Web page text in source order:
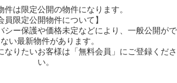
件は限定公開の物件になります。
員限定公開物件について】
シー保護や価格未定などにより、一般公開がで
い最新物件があります。
なりたいお客様は「無料会員」にご登録くださ
い。